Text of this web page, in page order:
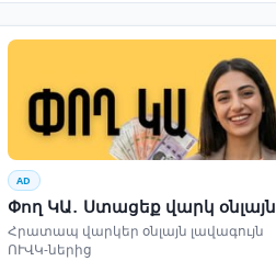
AD
Փող ԿԱ․ Ստացեք վարկ օնլայն
Հրատապ վարկեր օնլայն լավագույն
ՈՒՎԿ-ներից